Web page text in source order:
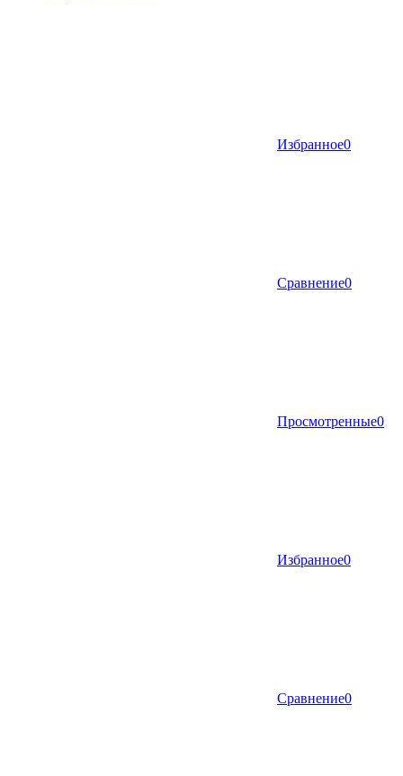
Избранное0
Сравнение0
Просмотренные0
Избранное0
Сравнение0